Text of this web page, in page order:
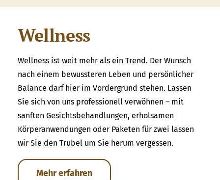
Wellness
Wellness ist weit mehr als ein Trend. Der Wunsch
nach einem bewussteren Leben und persönlicher
Balance darf hier im Vordergrund stehen. Lassen
Sie sich von uns professionell verwöhnen – mit
sanften Gesichtsbehandlungen, erholsamen
Körperanwendungen oder Paketen für zwei lassen
wir Sie den Trubel um Sie herum vergessen.
Mehr erfahren